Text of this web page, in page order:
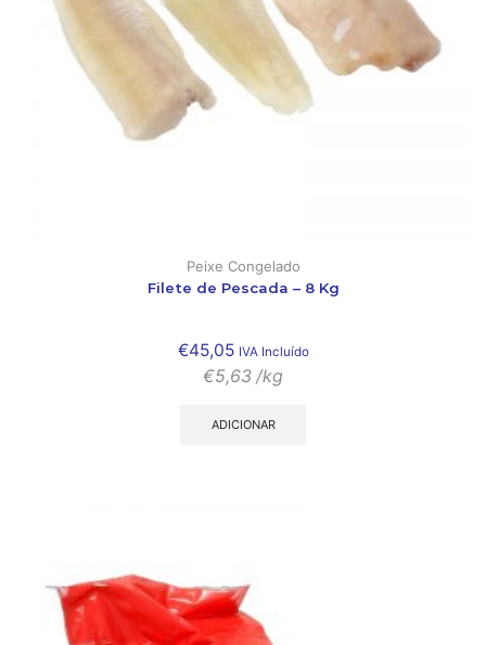
Peixe Congelado
Filete de Pescada – 8 Kg
€45,05 IVA Incluído
€5,63 /kg
ADICIONAR